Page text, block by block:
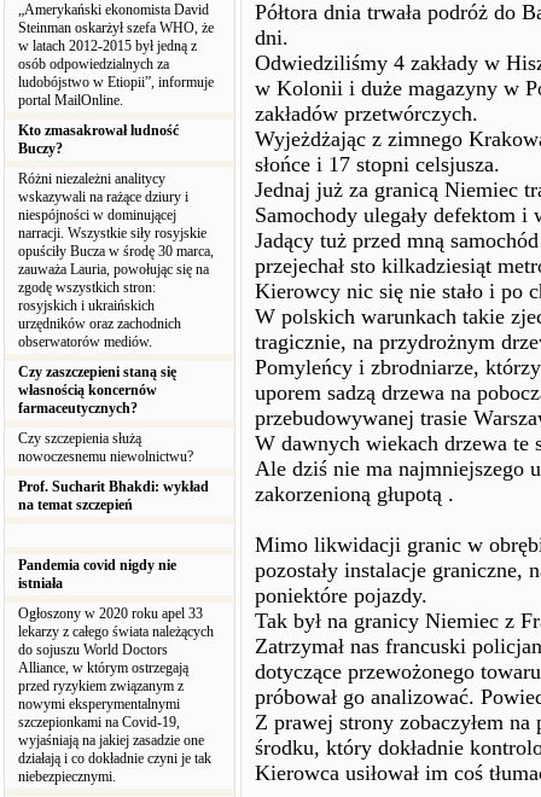
„Amerykański ekonomista David
Steinman oskarżył szefa WHO, że
w latach 2012-2015 był jedną z
osób odpowiedzialnych za
ludobójstwo w Etiopii”, informuje
portal MailOnline.
Kto zmasakrował ludność
Buczy?
Różni niezależni analitycy
wskazywali na rażące dziury i
niespójności w dominującej
narracji. Wszystkie siły rosyjskie
opuściły Bucza w środę 30 marca,
zauważa Lauria, powołując się na
zgodę wszystkich stron:
rosyjskich i ukraińskich
urzędników oraz zachodnich
obserwatorów mediów.
Czy zaszczepieni staną się
własnością koncernów
farmaceutycznych?
Czy szczepienia służą
nowoczesnemu niewolnictwu?
Prof. Sucharit Bhakdi: wykład
na temat szczepień
Pandemia covid nigdy nie
istniała
Ogłoszony w 2020 roku apel 33
lekarzy z całego świata należących
do sojuszu World Doctors
Alliance, w którym ostrzegają
przed ryzykiem związanym z
nowymi eksperymentalnymi
szczepionkami na Covid-19,
wyjaśniają na jakiej zasadzie one
działają i co dokładnie czyni je tak
niebezpiecznymi.
Półtora dnia trwała podróż do
dni.
Odwiedziliśmy 4 zakłady w
w Kolonii i duże magazyny w
zakładów przetwórczych.
Wyjeżdżając z zimnego
słońce i 17 stopni celsjusza.
Jednaj już za granicą Niemiec
Samochody ulegały defektom i
Jadący tuż przed mną
przejechał sto kilkadziesiąt
Kierowcy nic się nie stało i po
W polskich warunkach takie
tragicznie, na przydrożnym
Pomyleńcy i zbrodniarze,
uporem sadzą drzewa na
przebudowywanej trasie
W dawnych wiekach drzewa te
Ale dziś nie ma najmniejszego
zakorzenioną głupotą .
Mimo likwidacji granic w
pozostały instalacje
poniektóre pojazdy.
Tak był na granicy Niemiec z
Zatrzymał nas francuski
dotyczące przewożonego
próbował go analizować.
Z prawej strony zobaczyłem
środku, który dokładnie
Kierowca usiłował im coś